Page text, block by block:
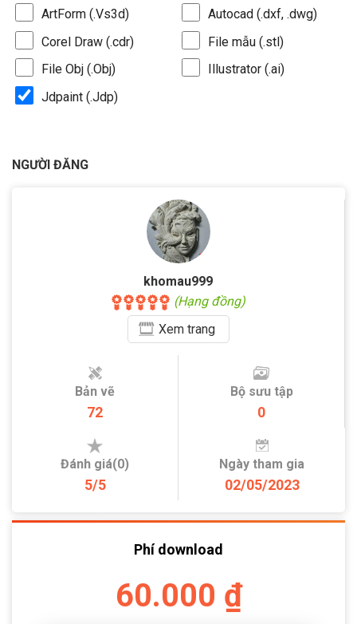
ArtForm (.Vs3d)
Autocad (.dxf, .dwg)
Corel Draw (.cdr)
File mẫu (.stl)
File Obj (.Obj)
Illustrator (.ai)
Jdpaint (.Jdp)
NGƯỜI ĐĂNG
khomau999
(Hạng đồng)
Xemtrang
Bản vẽ
72
Bộ sưu tập
0
Đánh giá(0)
5/5
Ngày tham gia
02/05/2023
Phí download
60.000 ₫